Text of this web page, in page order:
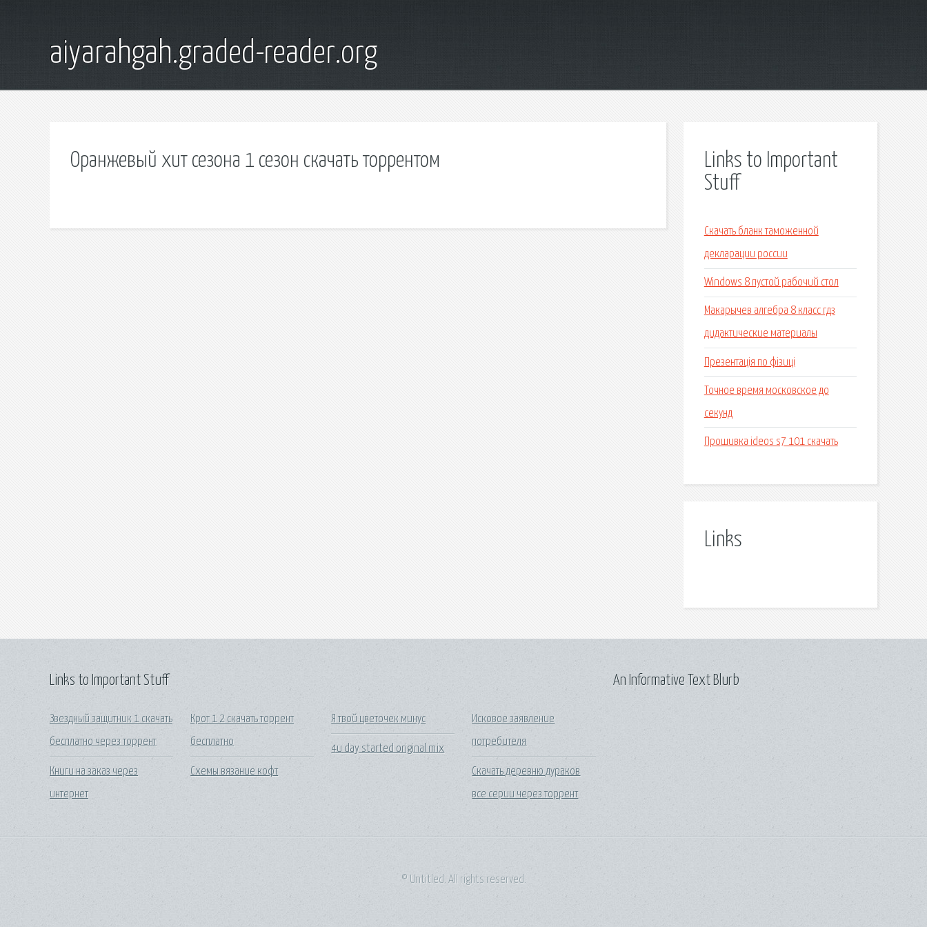
aiyarahgah.graded-reader.org
Оранжевый хит сезона 1 сезон скачать торрентом
Links to Important
Stuff
Скачать бланк таможенной
декларации россии
Windows 8 пустой рабочий стол
Макарычев алгебра 8 класс гдз
дидактические материалы
Презентація по фізиці
Точное время московское до
секунд
Прошивка ideos s7 101 скачать
Links
Links to Important Stuff
Звездный защитник 1 скачать
бесплатно через торрент
Книги на заказ через
интернет
Крот 1 2 скачать торрент
бесплатно
Схемы вязание кофт
Я твой цветочек минус
4u day started original mix
Исковое заявление
потребителя
Скачать деревню дураков
все серии через торрент
An Informative Text Blurb
© Untitled. All rights reserved.